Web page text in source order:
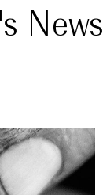
News